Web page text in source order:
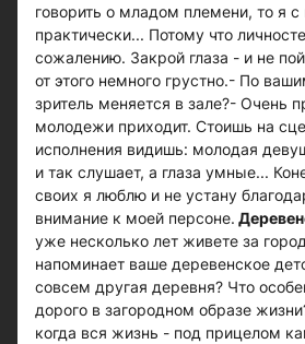
говорить о младом племени, то я
практически... Потому что
сожалению. Закрой глаза - и не
от этого немного грустно.- По
зритель меняется в зале?- Очень
молодежи приходит. Стоишь на
исполнения видишь: молодая
и так слушает, а глаза умные...
своих я люблю и не устану
внимание к моей персоне.
уже несколько лет живете за
напоминает ваше деревенское
совсем другая деревня? Что
дорого в загородном образе
когда вся жизнь - под прицелом